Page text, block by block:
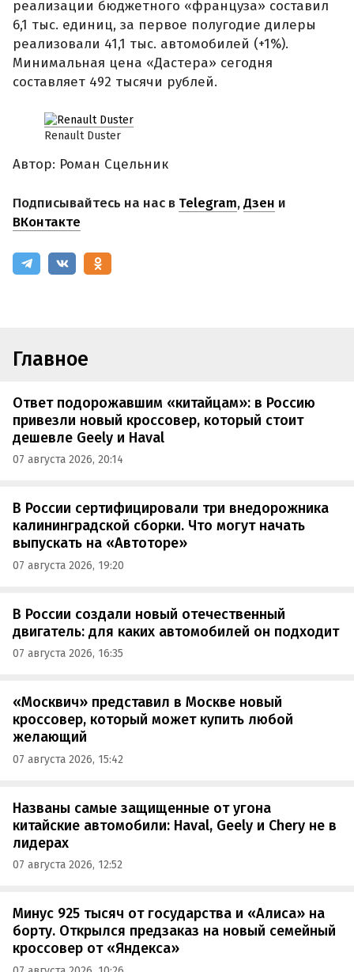
реализации бюджетного «француза» составил
6,1 тыс. единиц, за первое полугодие дилеры
реализовали 41,1 тыс. автомобилей (+1%).
Минимальная цена «Дастера» сегодня
составляет 492 тысячи рублей.
Renault Duster
Автор: Роман Сцельник
Подписывайтесь на нас в Telegram,Дзен и
ВКонтакте
Главное
Ответ подорожавшим «китайцам»: в Россию
привезли новый кроссовер, который стоит
дешевле Geely и Haval
07 августа 2026, 20:14
В России сертифицировали три внедорожника
калининградской сборки. Что могут начать
выпускать на «Автоторе»
07 августа 2026, 19:20
В России создали новый отечественный
двигатель: для каких автомобилей он подходит
07 августа 2026, 16:35
«Москвич» представил в Москве новый
кроссовер, который может купить любой
желающий
07 августа 2026, 15:42
Названы самые защищенные от угона
китайские автомобили: Haval, Geely и Chery не в
лидерах
07 августа 2026, 12:52
Минус 925 тысяч от государства и «Алиса» на
борту. Открылся предзаказ на новый семейный
кроссовер от «Яндекса»